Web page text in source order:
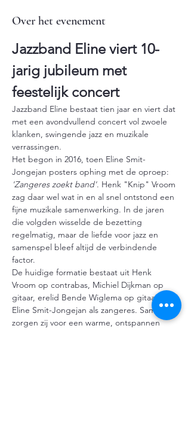
Over het evenement
Jazzband Eline viert 10-
jarig jubileum met
feestelijk concert
Jazzband Eline bestaat tien jaar en viert dat
met een avondvullend concert vol zwoele
klanken, swingende jazz en muzikale
verrassingen.
Het begon in 2016, toen Eline Smit-
Jongejan posters ophing met de oproep:
'Zangeres zoekt band'. Henk "Knip" Vroom
zag daar wel wat in en al snel ontstond een
fijne muzikale samenwerking. In de jaren
die volgden wisselde de bezetting
regelmatig, maar de liefde voor jazz en
samenspel bleef altijd de verbindende
factor.
De huidige formatie bestaat uit Henk
Vroom op contrabas, Michiel Dijkman op
gitaar, erelid Bende Wiglema op gitaar en
Eline Smit-Jongejan als zangeres. Samen
zorgen zij voor een warme, ontspannen